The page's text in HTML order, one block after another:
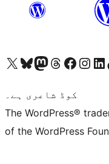
Visit our X (formerly Twitter) account
ہمارے بلیواسکائی اکاؤنٹ پر جائیں
Visit our Mastodon account
ہمارے ٹھریڈز اکاؤنٹ پر جائیں
Visit our Facebook page
Visit ourVisit
کوڈ شاعری ہے۔
The WordPress®
of the WordPress